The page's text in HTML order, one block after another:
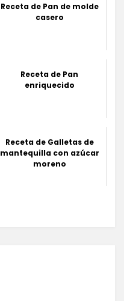
Receta de Pan de molde
casero
Receta de Pan
enriquecido
Receta de Galletas de
mantequilla con azúcar
moreno